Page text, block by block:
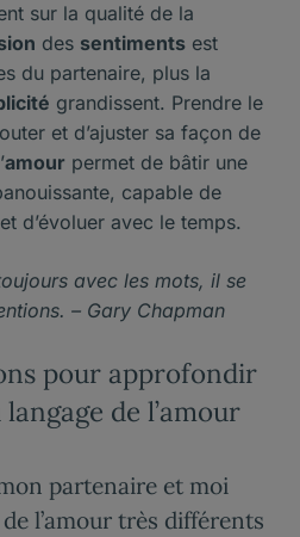
sur la qualité de la
des sentiments est
du partenaire, plus la
grandissent. Prendre le
et d’ajuster sa façon de
amour permet de bâtir une
capable de
d’évoluer avec le temps.
avec les mots, il se
– Gary Chapman
pour approfondir
de l’amour
partenaire et moi
l’amour très différents